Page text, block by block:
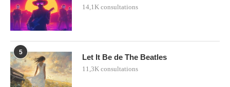
14,1K consultations
5
Let It Be de The Beatles
11,3K consultations